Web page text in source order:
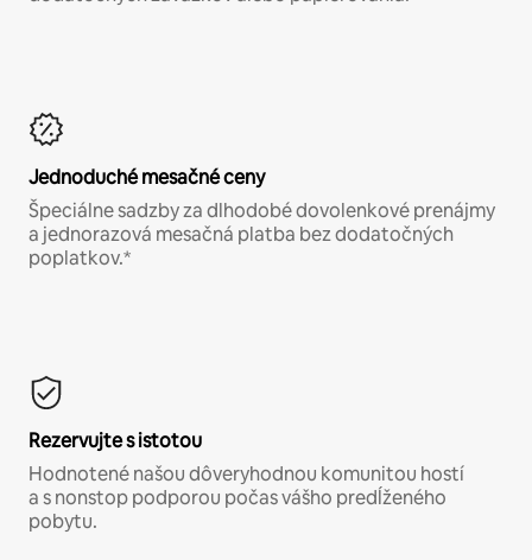
Jednoduché mesačné ceny
Špeciálne sadzby za dlhodobé dovolenkové prenájmy
a jednorazová mesačná platba bez dodatočných
poplatkov.*
Rezervujte s istotou
Hodnotené našou dôveryhodnou komunitou hostí
a s nonstop podporou počas vášho predĺženého
pobytu.